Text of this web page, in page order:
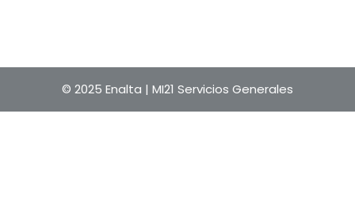
© 2025 Enalta | MI21 Servicios Generales